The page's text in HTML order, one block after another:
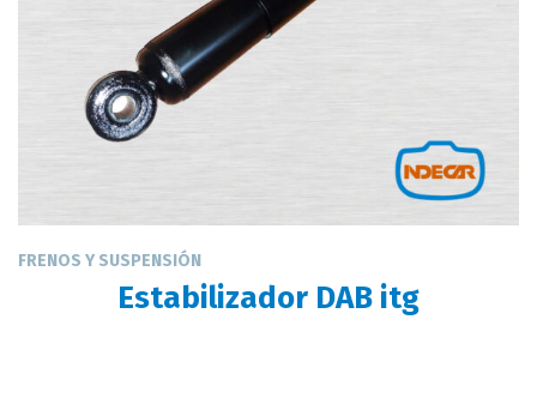
FRENOS Y SUSPENSIÓN
Estabilizador DAB itg